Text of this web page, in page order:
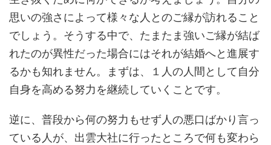
思いの強さによって様々な人とのご縁が訪れること
でしょう。そうする中で、たまたま強いご縁が結ば
れたのが異性だった場合にはそれが結婚へと進展す
るかも知れません。まずは、１人の人間として自分
自身を高める努力を継続していくことです。
逆に、普段から何の努力もせず人の悪口ばかり言っ
ている人が、出雲大社に行ったところで何も変わら